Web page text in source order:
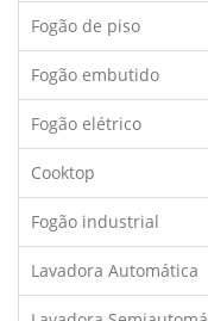
Fogão de piso
Fogão embutido
Fogão elétrico
Cooktop
Fogão industrial
Lavadora Automática